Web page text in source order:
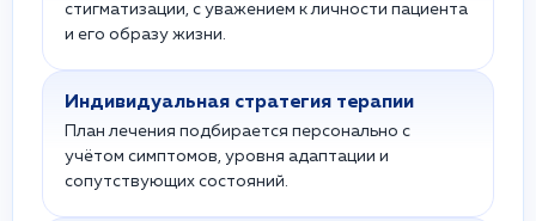
стигматизации, с уважением к личности пациента
и его образу жизни.
Индивидуальная стратегия терапии
План лечения подбирается персонально с
учётом симптомов, уровня адаптации и
сопутствующих состояний.